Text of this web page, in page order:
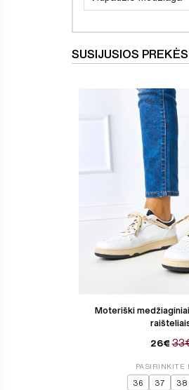
SUSIJUSIOS PREKĖS
Moteriški
26€
PASIRINKITE
36 37 38